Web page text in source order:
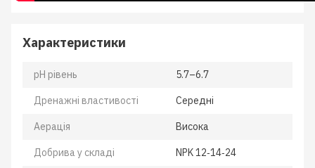
Характеристики
pH рівень 5.7–6.7
Дренажні властивості Середні
Аерація Висока
Добрива у складі NPK 12‑14‑24